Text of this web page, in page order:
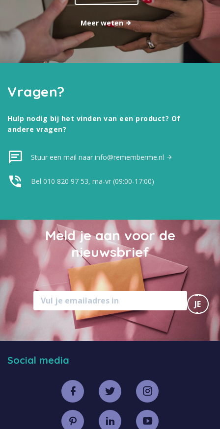
Meer weten
Vragen?
Hulp nodig bij het vinden van een product? Of
andere vragen?
Stuur een mail naar info@rememberme.nl
Bel 010 820 97 53, ma-vr (09:00-17:00)
Meld je aan voor de
nieuwsbrief
MELD
JE
AAN
Social media